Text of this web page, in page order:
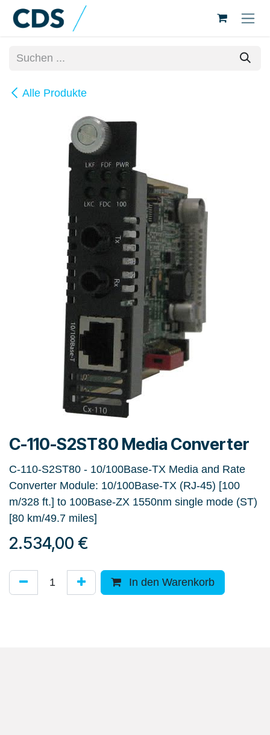
Zum Inhalt springen
Alle Produkte
C-110-S2ST80 Media Converter
C-110-S2ST80 - 10/100Base-TX Media and Rate
Converter Module: 10/100Base-TX (RJ-45) [100
m/328 ft.] to 100Base-ZX 1550nm single mode (ST)
[80 km/49.7 miles]
2.534,00 €
In den Warenkorb